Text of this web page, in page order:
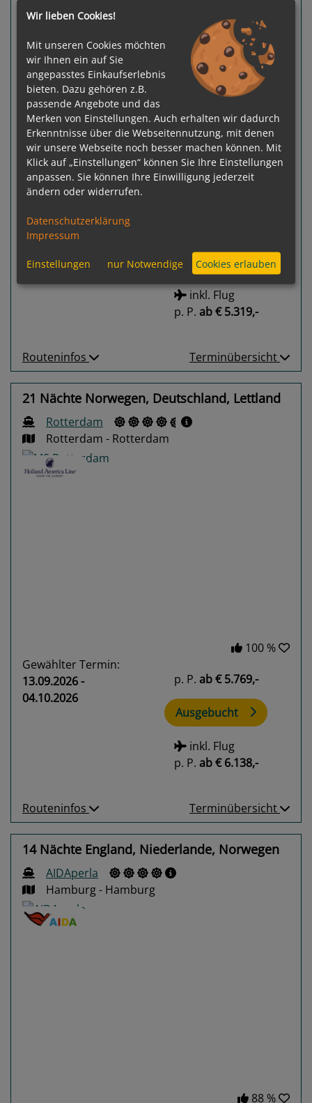
Previous
Gewählter Termin:
12.09.2026 -
Ausgebucht
inkl. Flug
p. P. ab€ 5.319,-
Routeninfos Terminübersicht
21 Nächte Norwegen, Deutschland, Lettland
Rotterdam
Rotterdam - Rotterdam
100 %
Gewählter Termin:
13.09.2026 -
04.10.2026
p. P. ab€ 5.769,-
Ausgebucht
inkl. Flug
p. P. ab€ 6.138,-
Routeninfos Terminübersicht
14 Nächte England, Niederlande, Norwegen
AIDAperla
Hamburg - Hamburg
88 %
Wir lieben Cookies!
Mit unseren Cookies möchten
wir Ihnen ein auf Sie
angepasstes Einkaufserlebnis
bieten. Dazu gehören z.B.
passende Angebote und das
Merken von Einstellungen. Auch erhalten wir dadurch
Erkenntnisse über die Webseitennutzung, mit denen
wir unsere Webseite noch besser machen können. Mit
Klick auf „Einstellungen“ können Sie Ihre Einstellungen
anpassen. Sie können Ihre Einwilligung jederzeit
ändern oder widerrufen.
Datenschutzerklärung
Impressum
Einstellungen nur Notwendige Cookies erlauben